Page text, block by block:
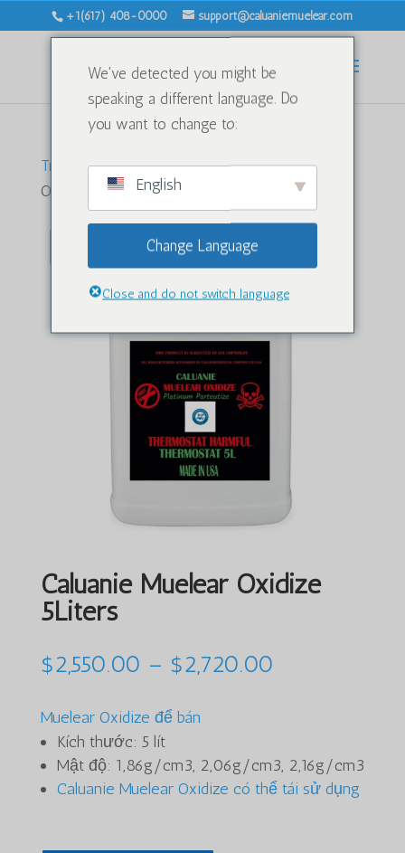
+1(617) 408-0000 support@caluaniemuelear.com
Trang chủ/Nước nặng/ Caluanie Muelear
Oxidize 5Liters
Caluanie Muelear Oxidize
5Liters
$2,550.00 – $2,720.00
$2,720.00
Muelear Oxidize để bán
Kích thước: 5 lít
Mật độ: 1,86g/cm3, 2,06g/cm3, 2,16g/cm3
Caluanie Muelear Oxidize có thể tái sử dụng
We've detected you might be
speaking a different language. Do
you want to change to:
English
Change Language
Close and do not switch language